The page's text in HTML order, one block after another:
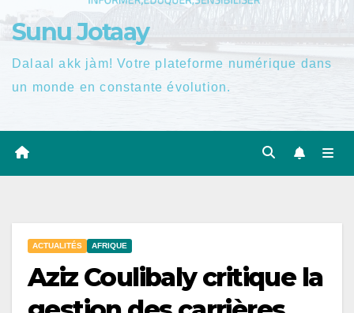
Sunu Jotaay
Dalaal akk jàm! Votre plateforme numérique dans
un monde en constante évolution.
ACTUALITÉS AFRIQUE
Aziz Coulibaly critique la